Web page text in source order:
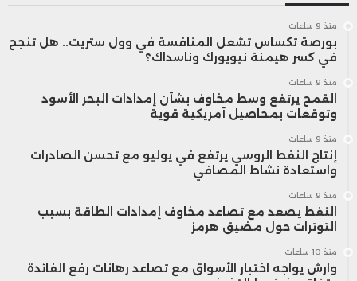
منذ 9 ساعات
بورصة تكساس تشعل المنافسة في وول ستريت.. هل تنجح
في كسر هيمنة نيويورك وناسداك؟
منذ 9 ساعات
القمح يرتفع وسط مخاوف بشأن إمدادات البحر الأسود
وتوقعات بمحاصيل أمريكية قوية
منذ 9 ساعات
إنتاج النفط الروسي يرتفع في يوليو مع تحسن الصادرات
واستعادة نشاط المصافي
منذ 9 ساعات
النفط يصعد مع تصاعد مخاوف إمدادات الطاقة بسبب
التوترات حول مضيق هرمز
منذ 10 ساعات
وارش يواجه اختبار الأسواق مع تصاعد رهانات رفع الفائدة